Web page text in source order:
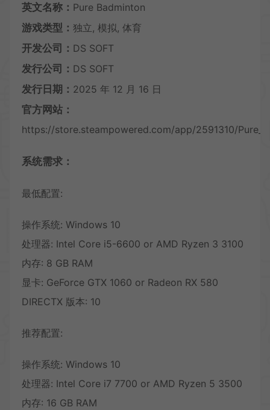
英文名称： Pure Badminton
游戏类型： 独立, 模拟, 体育
开发公司： DS SOFT
发行公司： DS SOFT
发行日期： 2025 年 12 月 16 日
官方网站：
https://store.steampowered.com/app/2591310/
系统需求：
最低配置:
操作系统: Windows 10
处理器: Intel Core i5-6600 or AMD Ryzen 3 3100
内存: 8 GB RAM
显卡: GeForce GTX 1060 or Radeon RX 580
DIRECTX 版本: 10
推荐配置:
操作系统: Windows 10
处理器: Intel Core i7 7700 or AMD Ryzen 5 3500
内存: 16 GB RAM